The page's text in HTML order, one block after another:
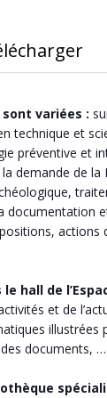
variées :
technique et
préventive et
demande de la
documentation
actions
hall de
et de
illustrées
documents, …